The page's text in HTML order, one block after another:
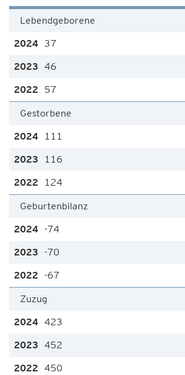
Lebendgeborene
37
46
57
Gestorbene
111
116
124
Geburtenbilanz
-74
-70
-67
Zuzug
423
452
450